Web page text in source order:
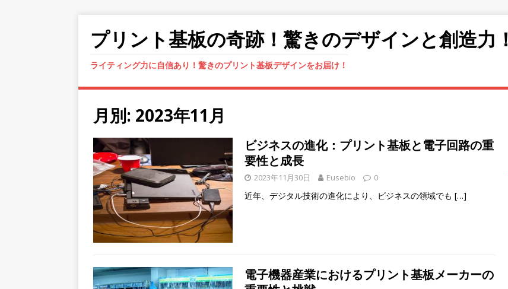
プリント基板の奇跡！驚きのデザインと創造力！
ライティング力に自信あり！驚きのプリント基板デザインをお届け！
月別: 2023年11月
ビジネスの進化：プリント基板と電子回路の重
要性と成長
2023年11月30日 Eusebio 0
近年、デジタル技術の進化により、ビジネスの領域でも […]
電子機器産業におけるプリント基板メーカーの